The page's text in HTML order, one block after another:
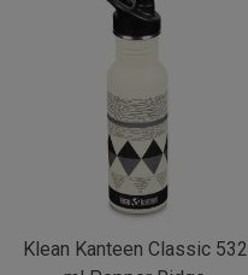
Klean Kanteen Classic 532